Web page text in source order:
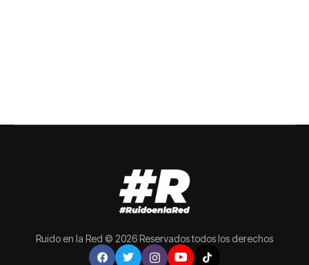
Ruido en la Red © 2026 Reservados todos los derechos